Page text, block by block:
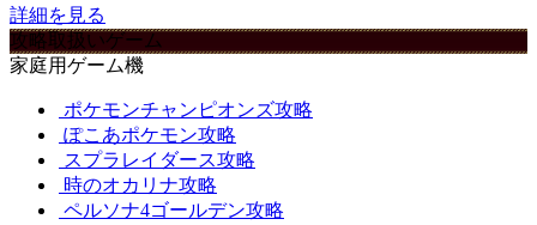
詳細を見る
攻略取扱いゲーム
家庭用ゲーム機
ポケモンチャンピオンズ攻略
ぽこあポケモン攻略
スプラレイダース攻略
時のオカリナ攻略
ペルソナ4ゴールデン攻略